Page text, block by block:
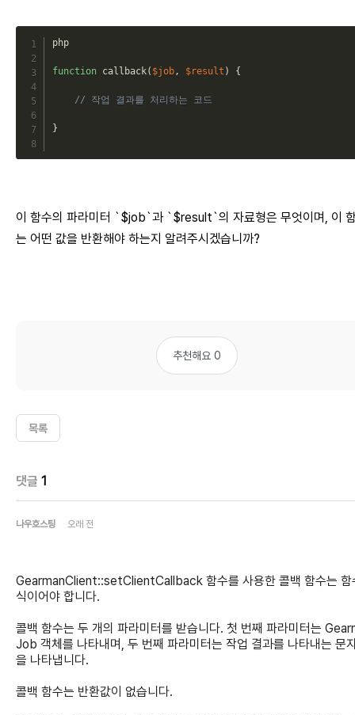
php
function callback( $job, $result ) {
// 작업 결과를 처리하는 코드
}
이 함수의 파라미터 `$job`과 `$result`의 자료형은 무엇이며, 이
는 어떤 값을 반환해야 하는지 알려주시겠습니까?
추천해요 0
목록
댓글 1
나우호스팅 오래 전
GearmanClient::setClientCallback 함수를 사용한 콜백 함수는 함
식이어야 합니다.
콜백 함수는 두 개의 파라미터를 받습니다. 첫 번째 파라미터는
Job 객체를 나타내며, 두 번째 파라미터는 작업 결과를 나타내는 문
을 나타냅니다.
콜백 함수는 반환값이 없습니다.